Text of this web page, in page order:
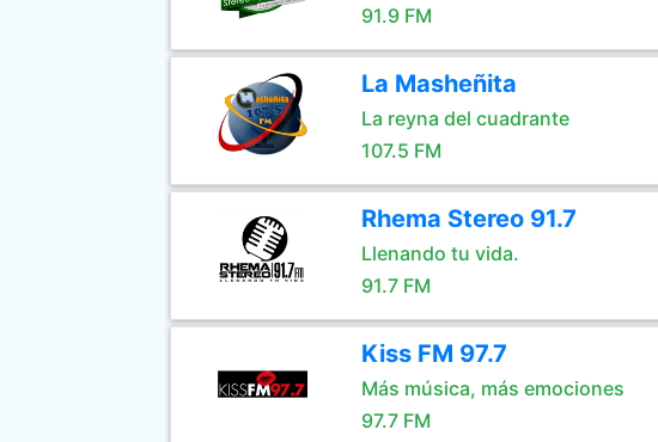
91.9 FM
La Masheñita
La reyna del cuadrante
107.5 FM
Rhema Stereo 91.7
Llenando tu vida.
91.7 FM
Kiss FM 97.7
Más música, más emociones
97.7 FM